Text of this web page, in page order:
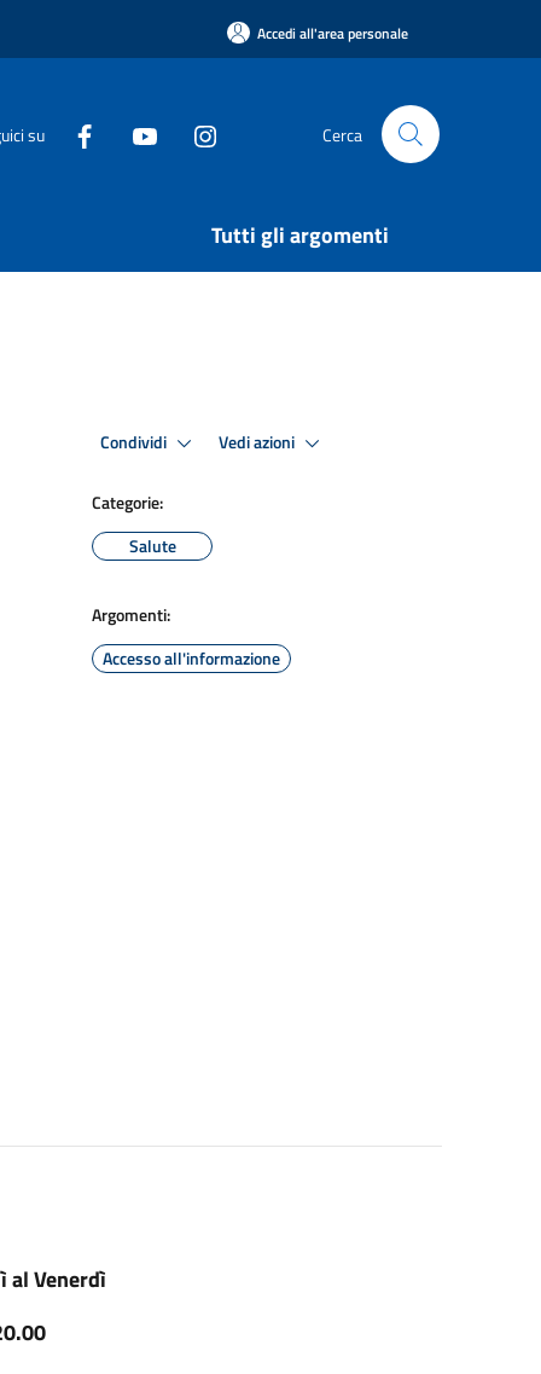
Accedi all'area personale
su Cerca
Tutti gli argomenti
Condividi Vedi azioni
Categorie:
Salute
Argomenti:
Accesso all'informazione
al Venerdì